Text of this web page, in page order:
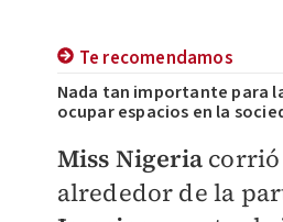
Te recomendamos
Nada tan importante para
ocupar espacios en la
Miss Nigeria
alrededor de la